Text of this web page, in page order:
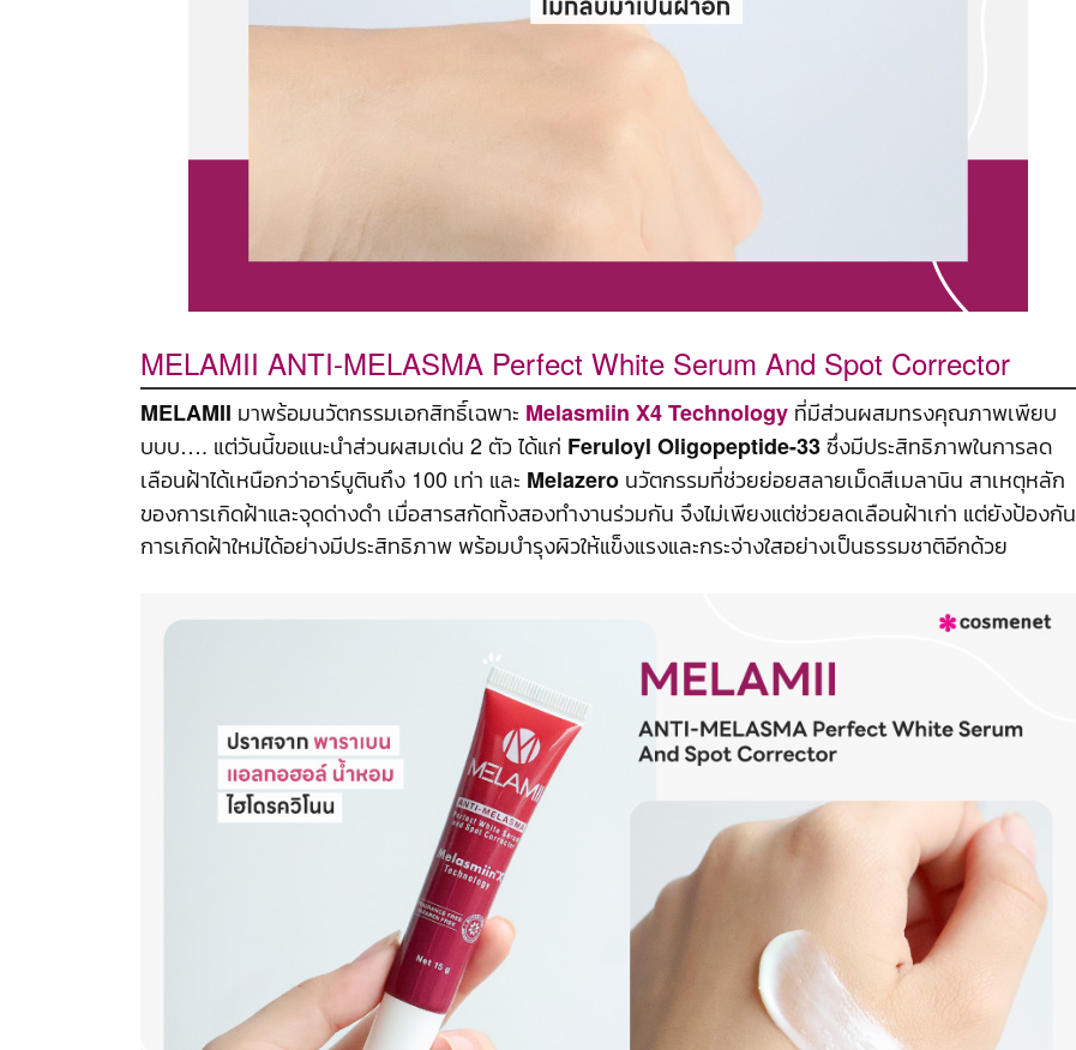
MELAMII ANTI-MELASMA Perfect White Serum And Spot Corrector
MELAMII มาพร้อมนวัตกรรมเอกสิทธิ์เฉพาะ Melasmiin X4 Technology ที่มีส่วนผสมทรงคุณภาพเพียบ
บบบ…. แต่วันนี้ขอแนะนำส่วนผสมเด่น 2 ตัว ได้แก่ Feruloyl Oligopeptide-33 ซึ่งมีประสิทธิภาพในการลด
เลือนฝ้าได้เหนือกว่าอาร์บูตินถึง 100 เท่า และ Melazero นวัตกรรมที่ช่วยย่อยสลายเม็ดสีเมลานิน สาเหตุหลัก
ของการเกิดฝ้าและจุดด่างดำ เมื่อสารสกัดทั้งสองทำงานร่วมกัน จึงไม่เพียงแต่ช่วยลดเลือนฝ้าเก่า แต่ยังป้องกัน
การเกิดฝ้าใหม่ได้อย่างมีประสิทธิภาพ พร้อมบำรุงผิวให้แข็งแรงและกระจ่างใสอย่างเป็นธรรมชาติอีกด้วย